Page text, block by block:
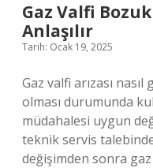
Gaz Valfi
Anlaşılır
Tarih: Ocak 19, 2025
Gaz valfi arızası
olması durumunda
müdahalesi uygun
teknik servis
değişimden sonra